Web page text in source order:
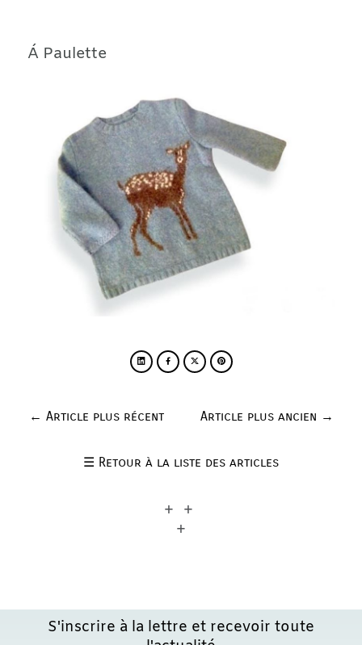
Á Paulette
   
← Article plus récent Article plus ancien →
☰ Retour à la liste des articles
+ +
+
S'inscrire à la lettre et recevoir toute